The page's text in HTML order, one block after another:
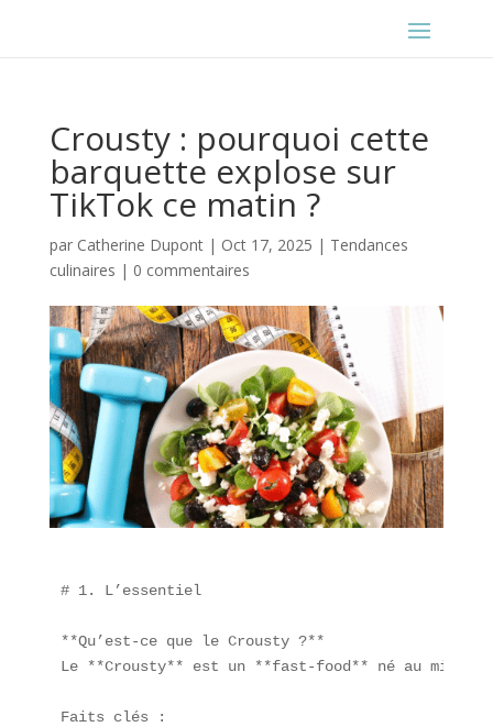
Crousty : pourquoi cette
barquette explose sur
TikTok ce matin ?
par Catherine Dupont| Oct 17, 2025 | Tendances
culinaires | 0 commentaires
# 1. L’essentiel
**Qu’est-ce que le Crousty ?**
Le **Crousty** est un **fast-food** né au milieu
Faits clés :